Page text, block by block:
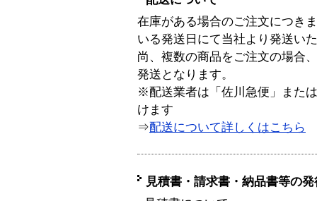
在庫がある場合のご注文につき
いる発送日にて当社より発送い
尚、複数の商品をご注文の場合
発送となります。
※配送業者は「佐川急便」また
けます
⇒配送について詳しくはこちら
見積書・請求書・納品書等の